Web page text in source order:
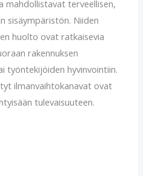
mahdollistavat terveellisen,
sisäympäristön. Niiden
huolto ovat ratkaisevia
rakennuksen
työntekijöiden hyvinvointiin.
ilmanvaihtokanavat ovat
tulevaisuuteen.